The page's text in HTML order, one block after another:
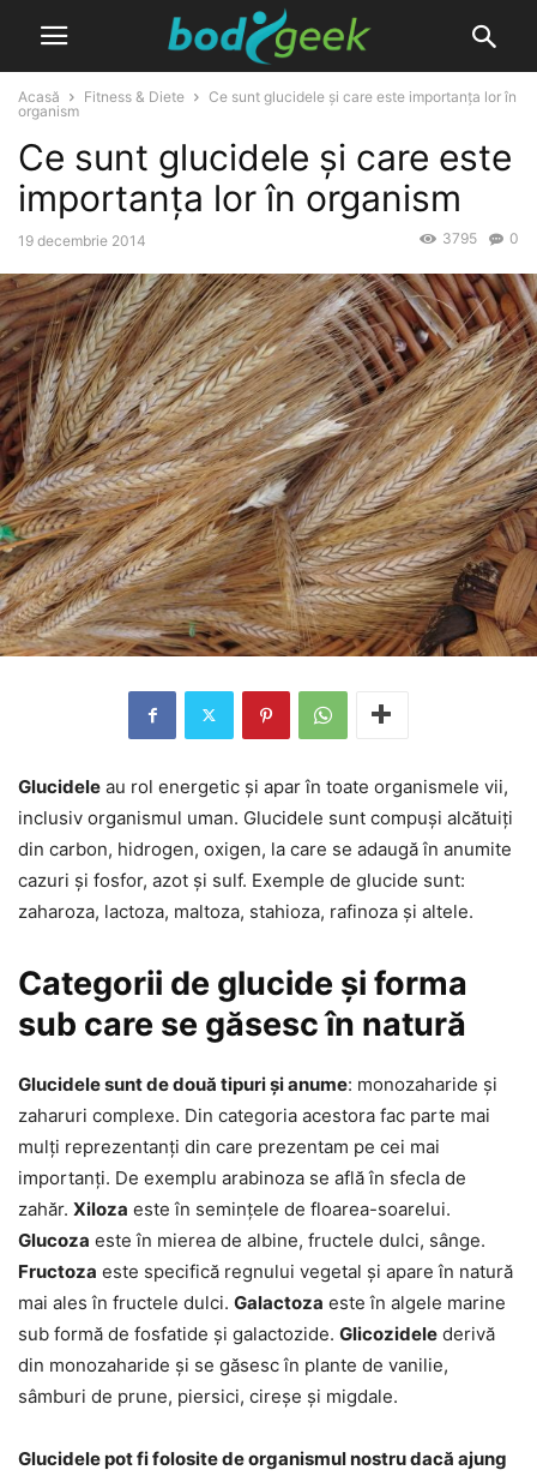
Acasă Fitness & Diete
Ce sunt glucidele și care este importanța lor în
organism
Ce sunt glucidele și care este
importanța lor în organism
19 decembrie 2014 0
3795
Glucidele au rol energetic și apar în toate organismele vii,
inclusiv organismul uman. Glucidele sunt compuși alcătuiți
din carbon, hidrogen, oxigen, la care se adaugă în anumite
cazuri și fosfor, azot și sulf. Exemple de glucide sunt:
zaharoza, lactoza, maltoza, stahioza, rafinoza și altele.
Categorii de glucide și forma
sub care se găsesc în natură
Glucidele sunt de două tipuri și anume: monozaharide și
zaharuri complexe. Din categoria acestora fac parte mai
mulți reprezentanți din care prezentam pe cei mai
importanți. De exemplu arabinoza se află în sfecla de
zahăr. Xiloza este în semințele de floarea-soarelui.
Glucoza este în mierea de albine, fructele dulci, sânge.
Fructoza este specifică regnului vegetal și apare în natură
mai ales în fructele dulci. Galactoza este în algele marine
sub formă de fosfatide și galactozide. Glicozidele derivă
din monozaharide și se găsesc în plante de vanilie,
sâmburi de prune, piersici, cireșe și migdale.
Glucidele pot fi folosite de organismul nostru dacă ajung